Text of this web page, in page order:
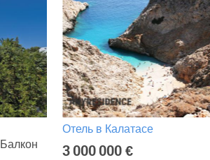
Балкон
Отель в Калатасе
3 000 000 €